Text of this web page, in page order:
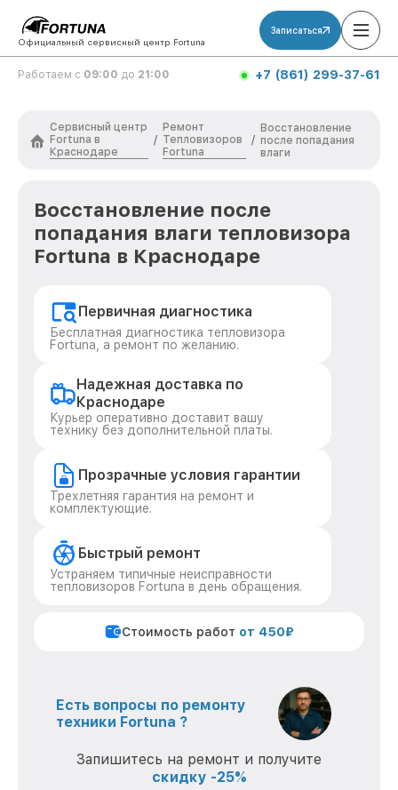
Официальный сервисный центр Fortuna
Записаться
Работаем с 09:00 до 21:00 +7 (861) 299-37-61
Сервисный центр
Fortuna в
Краснодаре
/
Ремонт
Тепловизоров
Fortuna
/
Восстановление
после попадания
влаги
Восстановление после
попадания влаги тепловизора
Fortuna в Краснодаре
Первичная диагностика
Бесплатная диагностика тепловизора
Fortuna, а ремонт по желанию.
Надежная доставка по
Краснодаре
Курьер оперативно доставит вашу
технику без дополнительной платы.
Прозрачные условия гарантии
Трехлетняя гарантия на ремонт и
комплектующие.
Быстрый ремонт
Устраняем типичные неисправности
тепловизоров Fortuna в день обращения.
Стоимость работ от 450₽
Есть вопросы по ремонту
техники Fortuna ?
Запишитесь на ремонт и получите
скидку -25%